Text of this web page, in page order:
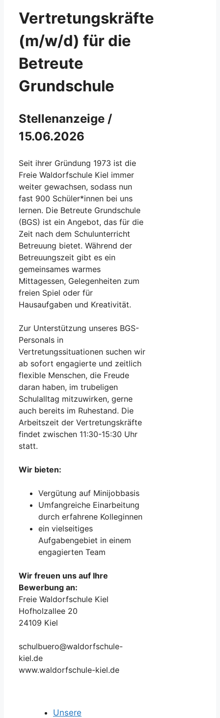
Vertretungskräfte
(m/w/d) für die
Betreute
Grundschule
Stellenanzeige /
15.06.2026
Seit ihrer Gründung 1973 ist die
Freie Waldorfschule Kiel immer
weiter gewachsen, sodass nun
fast 900 Schüler*innen bei uns
lernen. Die Betreute Grundschule
(BGS) ist ein Angebot, das für die
Zeit nach dem Schulunterricht
Betreuung bietet. Während der
Betreuungszeit gibt es ein
gemeinsames warmes
Mittagessen, Gelegenheiten zum
freien Spiel oder für
Hausaufgaben und Kreativität.
Zur Unterstützung unseres BGS-
Personals in
Vertretungssituationen suchen wir
ab sofort engagierte und zeitlich
flexible Menschen, die Freude
daran haben, im trubeligen
Schulalltag mitzuwirken, gerne
auch bereits im Ruhestand. Die
Arbeitszeit der Vertretungskräfte
findet zwischen 11:30-15:30 Uhr
statt.
Wir bieten:
Vergütung auf Minijobbasis
Umfangreiche Einarbeitung
durch erfahrene Kolleginnen
ein vielseitiges
Aufgabengebiet in einem
engagierten Team
Wir freuen uns auf Ihre
Bewerbung an:
Freie Waldorfschule Kiel
Hofholzallee 20
24109 Kiel
schulbuero@waldorfschule-
kiel.de
www.waldorfschule-kiel.de
Unsere